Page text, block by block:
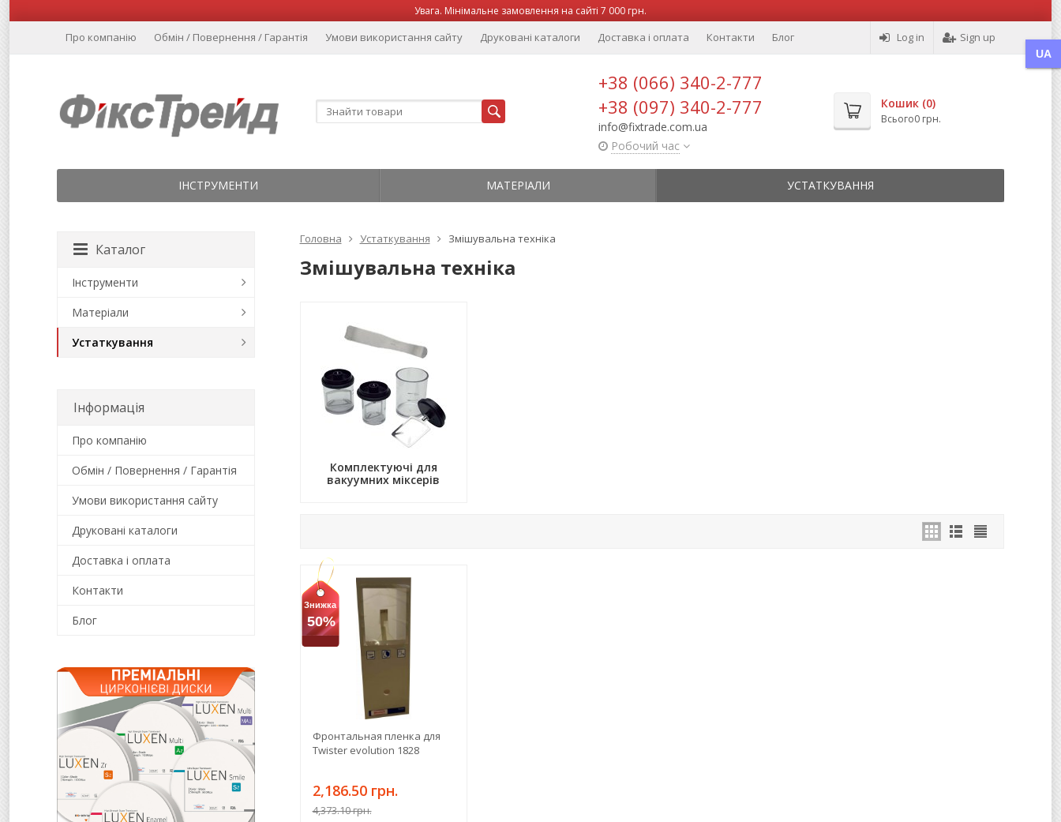
UA
Увага. Мінімальне замовлення на сайті 7 000 грн.
Про компанію Обмін / Повернення / Гарантія Умови використання сайту Друковані каталоги Доставка і оплата Контакти Блог Log in Sign up
+38 (066) 340-2-777
+38 (097) 340-2-777
info@fixtrade.com.ua
Робочий час
Кошик (0)
Всього0 грн.
ІНСТРУМЕНТИ МАТЕРІАЛИ УСТАТКУВАННЯ
Головна Устаткування Змішувальна техніка
Змішувальна техніка
Комплектуючі для
вакуумних міксерів
Знижка
50%
Фронтальная пленка для
Twister evolution 1828
2,186.50 грн.
4,373.10 грн.
Каталог
Інструменти
Матеріали
Устаткування
Інформація
Про компанію
Обмін / Повернення / Гарантія
Умови використання сайту
Друковані каталоги
Доставка і оплата
Контакти
Блог